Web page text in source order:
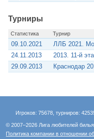
Турниры
Статистика Турнир
09.10.2021
ЛЛБ 2021.
24.11.2013
2013. 11-й
29.09.2013
Краснодар
Игроков: 75678, турниров:
© 2007–2026 Лига любителей
Политика компании в отношении